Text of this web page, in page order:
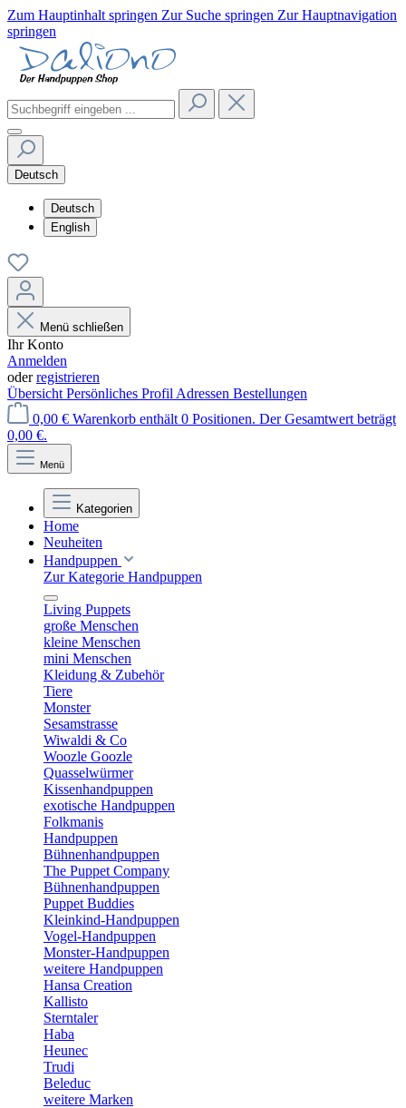
Zum Hauptinhalt springen Zur Suche springen Zur Hauptnavigation
springen
Deutsch
Deutsch
English
Menü schließen
Ihr Konto
Anmelden
oderregistrieren
Übersicht Persönliches Profil Adressen Bestellungen
0,00 € Warenkorb enthält 0 Positionen. Der Gesamtwert beträgt
0,00 €.
Menü
Kategorien
Home
Neuheiten
Handpuppen
Zur Kategorie Handpuppen
Living Puppets
große Menschen
kleine Menschen
mini Menschen
Kleidung & Zubehör
Tiere
Monster
Sesamstrasse
Wiwaldi & Co
Woozle Goozle
Quasselwürmer
Kissenhandpuppen
exotische Handpuppen
Folkmanis
Handpuppen
Bühnenhandpuppen
The Puppet Company
Bühnenhandpuppen
Puppet Buddies
Kleinkind-Handpuppen
Vogel-Handpuppen
Monster-Handpuppen
weitere Handpuppen
Hansa Creation
Kallisto
Sterntaler
Haba
Heunec
Trudi
Beleduc
weitere Marken